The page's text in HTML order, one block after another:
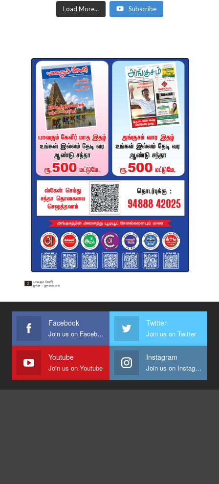
Load More... Subscribe
Facebook
Join us on Facebook
Twitter
Join us on Twitter
Youtube
Join us on Youtube
Instagram
Join us on Instagram